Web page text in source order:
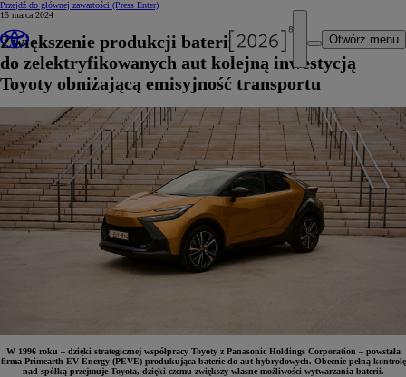
Przejdź do głównej zawartości (Press Enter)
Otwórz menu
15 marca 2024
Zwiększenie produkcji baterii
do zelektryfikowanych aut kolejną inwestycją
Toyoty obniżającą emisyjność transportu
W 1996 roku – dzięki strategicznej współpracy Toyoty z Panasonic Holdings Corporation – powstała
firma Primearth EV Energy (PEVE) produkująca baterie do aut hybrydowych. Obecnie pełną kontrolę
nad spółką przejmuje Toyota, dzięki czemu zwiększy własne możliwości wytwarzania baterii.